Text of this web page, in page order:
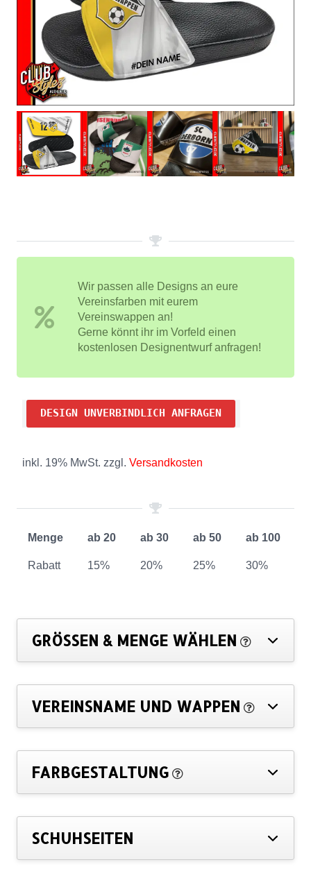
Wir passen alle Designs an eure
Vereinsfarben mit eurem
Vereinswappen an!
Gerne könnt ihr im Vorfeld einen
kostenlosen Designentwurf anfragen!
DESIGN UNVERBINDLICH ANFRAGEN
inkl. 19% MwSt. zzgl. Versandkosten
Menge ab 20 ab 30 ab 50 ab 100
Rabatt 15% 20% 25% 30%
GRÖSSEN & MENGE WÄHLEN
VEREINSNAME UND WAPPEN
FARBGESTALTUNG
SCHUHSEITEN